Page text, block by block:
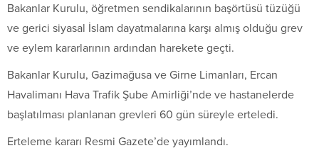
Bakanlar Kurulu, öğretmen sendikalarının başörtüsü tüzüğü
ve gerici siyasal İslam dayatmalarına karşı almış olduğu grev
ve eylem kararlarının ardından harekete geçti.
Bakanlar Kurulu, Gazimağusa ve Girne Limanları, Ercan
Havalimanı Hava Trafik Şube Amirliği’nde ve hastanelerde
başlatılması planlanan grevleri 60 gün süreyle erteledi.
Erteleme kararı Resmi Gazete’de yayımlandı.